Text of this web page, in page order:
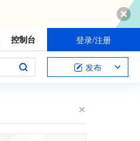
控制台 登录/注册
发布